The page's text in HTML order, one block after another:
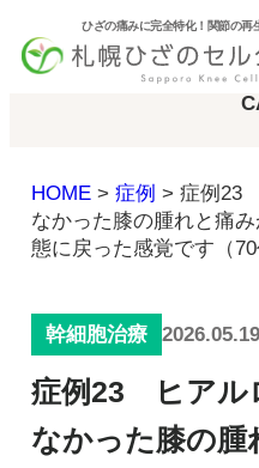
ひざの痛みに完全特化！関節の再
初めての
メニュー
ひざの再
幹細胞治
再生医療
HOME> 症例 > 症例23
なかった膝の腫れと痛
態に戻った感覚です（70
幹細胞治療 2026.05.19
症例23 ヒアル
なかった膝の腫